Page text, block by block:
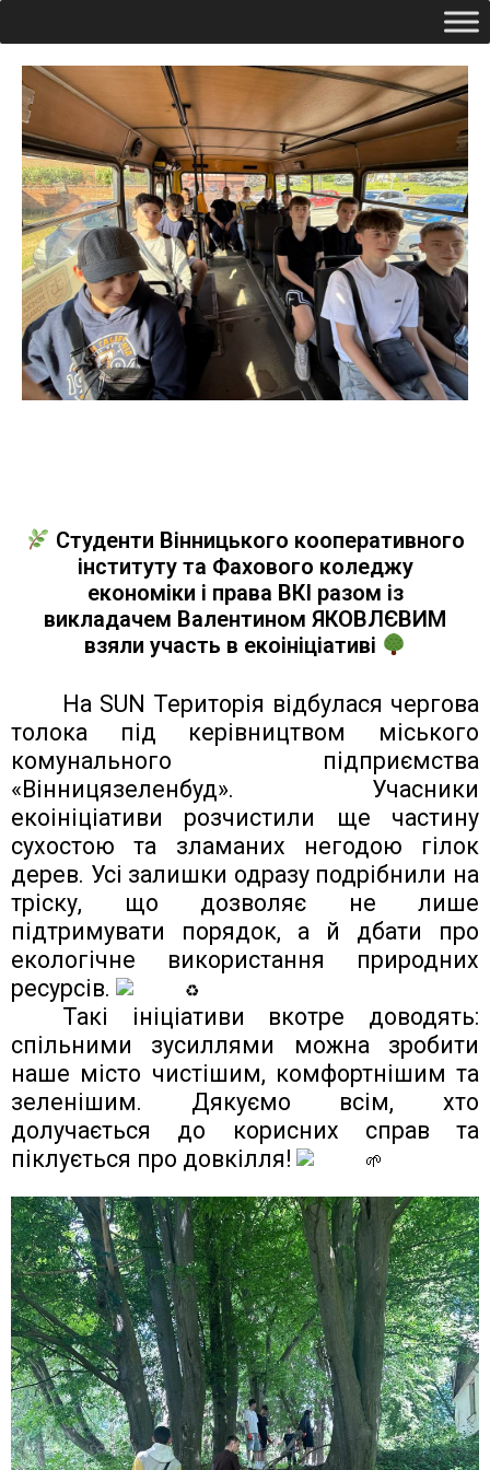
Студенти Вінницького кооперативного
інституту та Фахового коледжу
економіки і права ВКІ разом із
викладачем Валентином ЯКОВЛЄВИМ
взяли участь в екоініціативі
На SUN Територія відбулася чергова
толока під керівництвом міського
комунального підприємства
«Вінницязеленбуд». Учасники
екоініціативи розчистили ще частину
сухостою та зламаних негодою гілок
дерев. Усі залишки одразу подрібнили на
тріску, що дозволяє не лише
підтримувати порядок, а й дбати про
екологічне використання природних
ресурсів.
Такі ініціативи вкотре доводять:
спільними зусиллями можна зробити
наше місто чистішим, комфортнішим та
зеленішим. Дякуємо всім, хто
долучається до корисних справ та
піклується про довкілля!